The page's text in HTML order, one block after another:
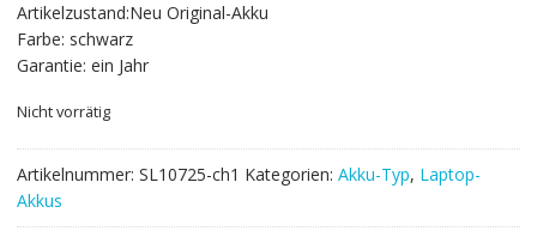
Artikelzustand:Neu Original-Akku
Farbe: schwarz
Garantie: ein Jahr
Nicht vorrätig
Artikelnummer: SL10725-ch1 Kategorien: Akku-Typ, Laptop-
Akkus